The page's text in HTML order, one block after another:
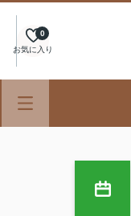
お気に入り
0